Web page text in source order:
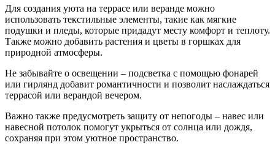
Для создания уюта на террасе или веранде можно
использовать текстильные элементы, такие как мягкие
подушки и пледы, которые придадут месту комфорт и теплоту.
Также можно добавить растения и цветы в горшках для
природной атмосферы.
Не забывайте о освещении – подсветка с помощью фонарей
или гирлянд добавит романтичности и позволит наслаждаться
террасой или верандой вечером.
Важно также предусмотреть защиту от непогоды – навес или
навесной потолок помогут укрыться от солнца или дождя,
сохраняя при этом уютное пространство.